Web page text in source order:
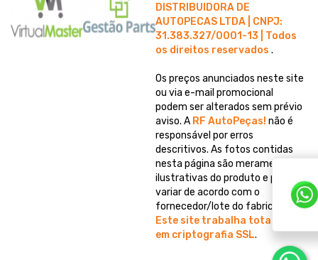
DISTRIBUIDORA DE
AUTOPECAS LTDA | CNPJ:
31.383.327/0001-13 | Todos
os direitos reservados.
Os preços anunciados neste site
ou via e-mail promocional
podem ser alterados sem prévio
aviso. A RF AutoPeças! não é
responsável por erros
descritivos. As fotos contidas
nesta página são meramente
ilustrativas do produto e podem
variar de acordo com o
fornecedor/lote do fabricante.
Este site trabalha totalmente
em criptografia SSL.